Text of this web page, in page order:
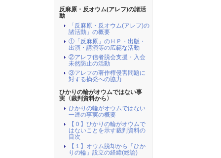
反麻原・反オウム(アレフ)の諸活
動
「反麻原・反オウム(アレフ)の
諸活動」の概要
①「反麻原」のＨＰ・出版・
出演・講演等の広範な活動
②アレフ信者脱会支援・入会
未然防止の活動
③アレフの著作権侵害問題に
対する摘発への協力
ひかりの輪がオウムではない事
実〈裁判資料から〉
ひかりの輪がオウムではない
一連の事実の概要
【０】ひかりの輪がオウムで
はないことを示す裁判資料の
目次
【１】オウム脱却から「ひか
りの輪」設立の経緯(総論)